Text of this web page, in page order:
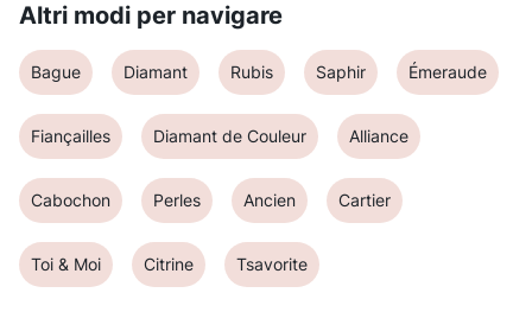
Altri modi per navigare
Bague Diamant Rubis Saphir Émeraude
Fiançailles Diamant de Couleur Alliance
Cabochon Perles Ancien Cartier
Toi & Moi Citrine Tsavorite